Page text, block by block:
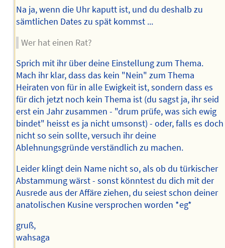
Na ja, wenn die Uhr kaputt ist, und du deshalb zu
sämtlichen Dates zu spät kommst ...
Wer hat einen Rat?
Sprich mit ihr über deine Einstellung zum Thema.
Mach ihr klar, dass das kein "Nein" zum Thema
Heiraten von für in alle Ewigkeit ist, sondern dass es
für dich jetzt noch kein Thema ist (du sagst ja, ihr seid
erst ein Jahr zusammen - "drum prüfe, was sich ewig
bindet" heisst es ja nicht umsonst) - oder, falls es doch
nicht so sein sollte, versuch ihr deine
Ablehnungsgründe verständlich zu machen.
Leider klingt dein Name nicht so, als ob du türkischer
Abstammung wärst - sonst könntest du dich mit der
Ausrede aus der Affäre ziehen, du seiest schon deiner
anatolischen Kusine versprochen worden *eg*
gruß,
wahsaga